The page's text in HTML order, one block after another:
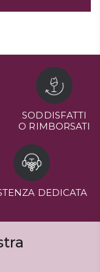
SODDISFATTI
O RIMBORSATI
DEDICATA